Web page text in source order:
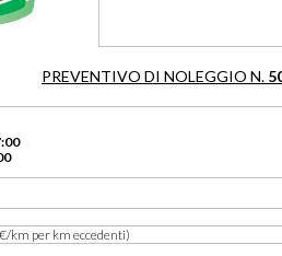
PREVENTIVO DI NOLEGGIO N.
km per km eccedenti)